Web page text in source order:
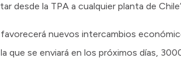
desde la TPA a cualquier planta de
nuevos intercambios
que se enviará en los próximos días,